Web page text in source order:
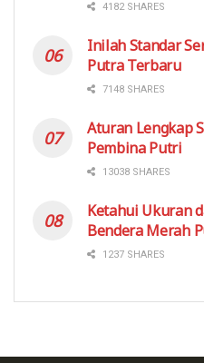
4182 SHARES
Inilah Standar
Putra Terbaru
7148 SHARES
Aturan Lengkap
Pembina Putri
13038 SHARES
Ketahui Ukuran
Bendera Merah
1237 SHARES